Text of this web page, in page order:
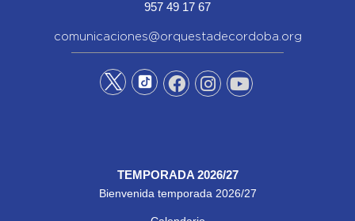
957 49 17 67
comunicaciones@orquestadecordoba.org
TEMPORADA 2026/27
Bienvenida temporada 2026/27